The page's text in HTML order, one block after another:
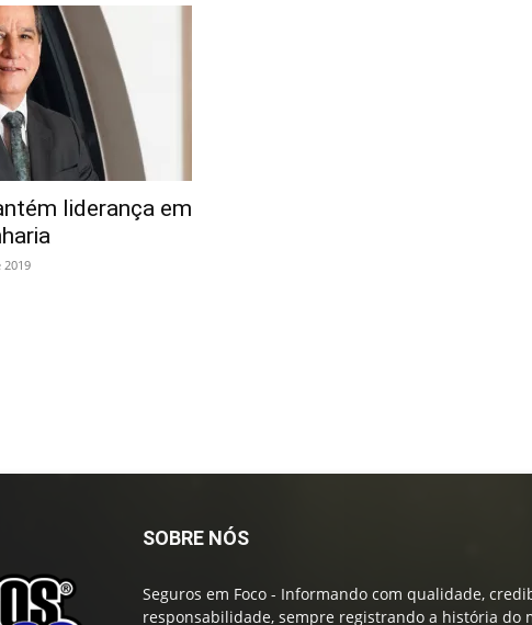
liderança em
2019
SOBRE NÓS
Seguros em Foco - Informando com qualidade,
responsabilidade, sempre registrando a história do